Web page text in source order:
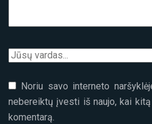
Noriu savo interneto
nebereiktų įvesti iš naujo, kai
komentarą.